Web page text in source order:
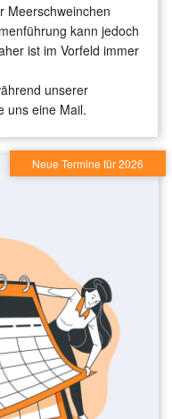
Meerschweinchen
kann jedoch
ist im Vorfeld immer
unserer
uns eine Mail.